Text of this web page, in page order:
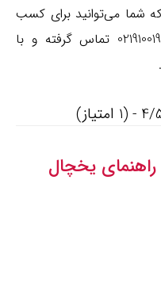
شما می‌توانید برای کسب
اطلاعات بیشتر با شماره تلفن 02191001912 تماس گرفته و با
(1 امتیاز)
راهنمای یخچال